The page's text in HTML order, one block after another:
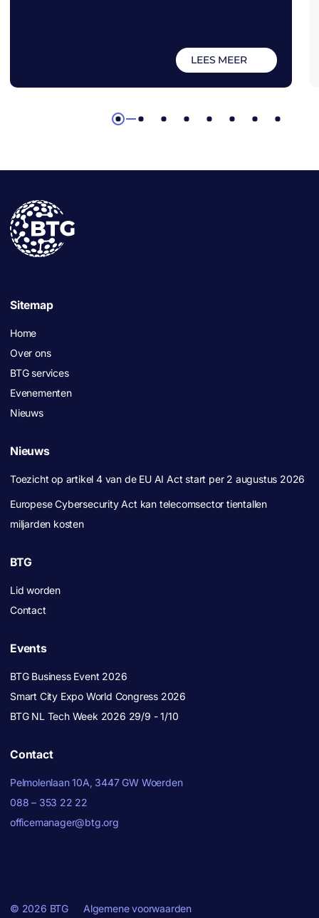
LEES MEER
1 2 3 4 5 6 7 8
Sitemap
Home
Over ons
BTG services
Evenementen
Nieuws
Nieuws
Toezicht op artikel 4 van de EU AI Act start per 2 augustus 2026
Europese Cybersecurity Act kan telecomsector tientallen
miljarden kosten
BTG
Lid worden
Contact
Events
BTG Business Event 2026
Smart City Expo World Congress 2026
BTG NL Tech Week 2026 29/9 - 1/10
Contact
Pelmolenlaan 10A, 3447 GW Woerden
088 – 353 22 22
officemanager@btg.org
© 2026 BTG Algemene voorwaarden